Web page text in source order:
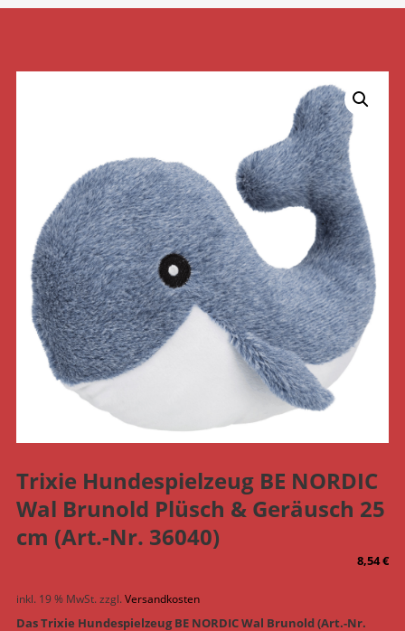
Trixie Hundespielzeug BE NORDIC
Wal Brunold Plüsch & Geräusch 25
cm (Art.-Nr. 36040)
8,54€
inkl. 19 % MwSt. zzgl. Versandkosten
Das Trixie Hundespielzeug BE NORDIC Wal Brunold (Art.-Nr.